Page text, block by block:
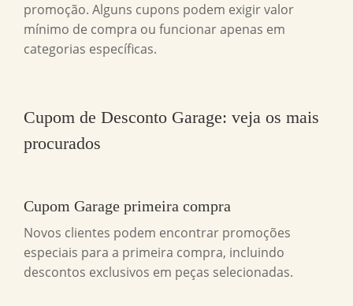
promoção. Alguns cupons podem exigir valor
mínimo de compra ou funcionar apenas em
categorias específicas.
Cupom de Desconto Garage: veja os mais
procurados
Cupom Garage primeira compra
Novos clientes podem encontrar promoções
especiais para a primeira compra, incluindo
descontos exclusivos em peças selecionadas.